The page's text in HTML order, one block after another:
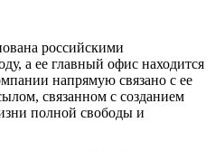
российскими
а ее главный офис находится
напрямую связано с ее
связанном с созданием
полной свободы и